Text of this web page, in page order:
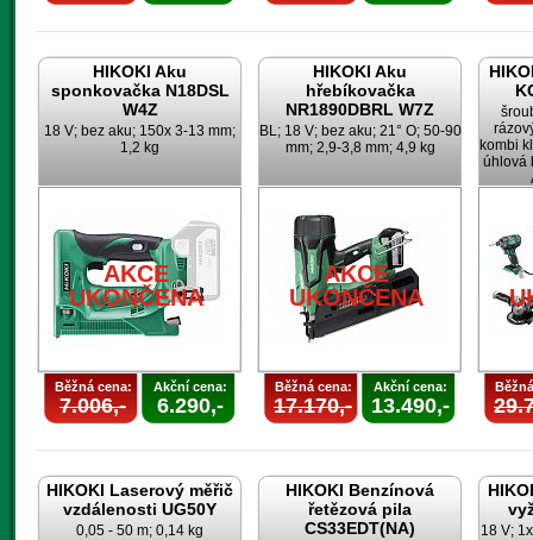
HIKOKI Aku
sponkovačka N18DSL
W4Z
18 V; bez aku; 150x 3-13 mm;
1,2 kg
AKCE
UKONČENA
Běžná cena:
7.006,-
Akční cena:
6.290,-
HIKOKI Aku
hřebíkovačka
NR1890DBRL W7Z
BL; 18 V; bez aku; 21° O; 50-90
mm; 2,9-3,8 mm; 4,9 kg
AKCE
UKONČENA
Běžná cena:
17.170,-
Akční cena:
13.490,-
kombi
úhlová
HIKOKI Laserový měřič
vzdálenosti UG50Y
0,05 - 50 m; 0,14 kg
HIKOKI Benzínová
řetězová pila
CS33EDT(NA)
18 V;